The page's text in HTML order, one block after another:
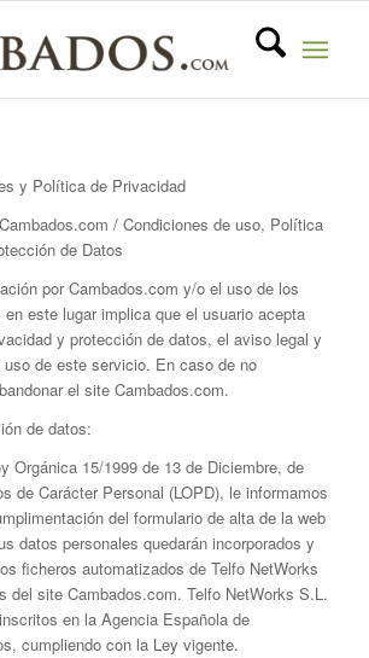
y Política de Privacidad
/ Condiciones de uso, Política
de Datos
por Cambados.com y/o el uso de los
este lugar implica que el usuario acepta
y protección de datos, el aviso legal y
de este servicio. En caso de no
el site Cambados.com.
de datos:
Orgánica 15/1999 de 13 de Diciembre, de
de Carácter Personal (LOPD), le informamos
del formulario de alta de la web
datos personales quedarán incorporados y
ficheros automatizados de Telfo NetWorks
del site Cambados.com. Telfo NetWorks S.L.
en la Agencia Española de
cumpliendo con la Ley vigente.